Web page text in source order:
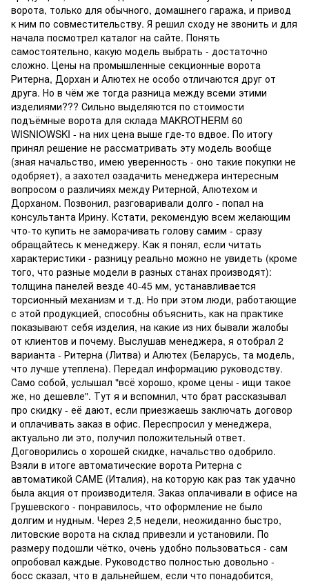
ворота, только для обычного, домашнего гаража, и привод
к ним по совместительству. Я решил сходу не звонить и для
начала посмотрел каталог на сайте. Понять
самостоятельно, какую модель выбрать - достаточно
сложно. Цены на промышленные секционные ворота
Ритерна, Дорхан и Алютех не особо отличаются друг от
друга. Но в чём же тогда разница между всеми этими
изделиями??? Сильно выделяются по стоимости
подъёмные ворота для склада MAKROTHERM 60
WISNIOWSKI - на них цена выше где-то вдвое. По итогу
принял решение не рассматривать эту модель вообще
(зная начальство, имею уверенность - оно такие покупки не
одобряет), а захотел озадачить менеджера интересным
вопросом о различиях между Ритерной, Алютехом и
Дорханом. Позвонил, разговаривали долго - попал на
консультанта Ирину. Кстати, рекомендую всем желающим
что-то купить не заморачивать голову самим - сразу
обращайтесь к менеджеру. Как я понял, если читать
характеристики - разницу реально можно не увидеть (кроме
того, что разные модели в разных станах производят):
толщина панелей везде 40-45 мм, устанавливается
торсионный механизм и т.д. Но при этом люди, работающие
с этой продукцией, способны объяснить, как на практике
показывают себя изделия, на какие из них бывали жалобы
от клиентов и почему. Выслушав менеджера, я отобрал 2
варианта - Ритерна (Литва) и Алютех (Беларусь, та модель,
что лучше утеплена). Передал информацию руководству.
Само собой, услышал "всё хорошо, кроме цены - ищи такое
же, но дешевле". Тут я и вспомнил, что брат рассказывал
про скидку - её дают, если приезжаешь заключать договор
и оплачивать заказ в офис. Переспросил у менеджера,
актуально ли это, получил положительный ответ.
Договорились о хорошей скидке, начальство одобрило.
Взяли в итоге автоматические ворота Ритерна с
автоматикой CAME (Италия), на которую как раз так удачно
была акция от производителя. Заказ оплачивали в офисе на
Грушевского - понравилось, что оформление не было
долгим и нудным. Через 2,5 недели, неожиданно быстро,
литовские ворота на склад привезли и установили. По
размеру подошли чётко, очень удобно пользоваться - сам
опробовал каждые. Руководство полностью довольно -
босс сказал, что в дальнейшем, если что понадобится,